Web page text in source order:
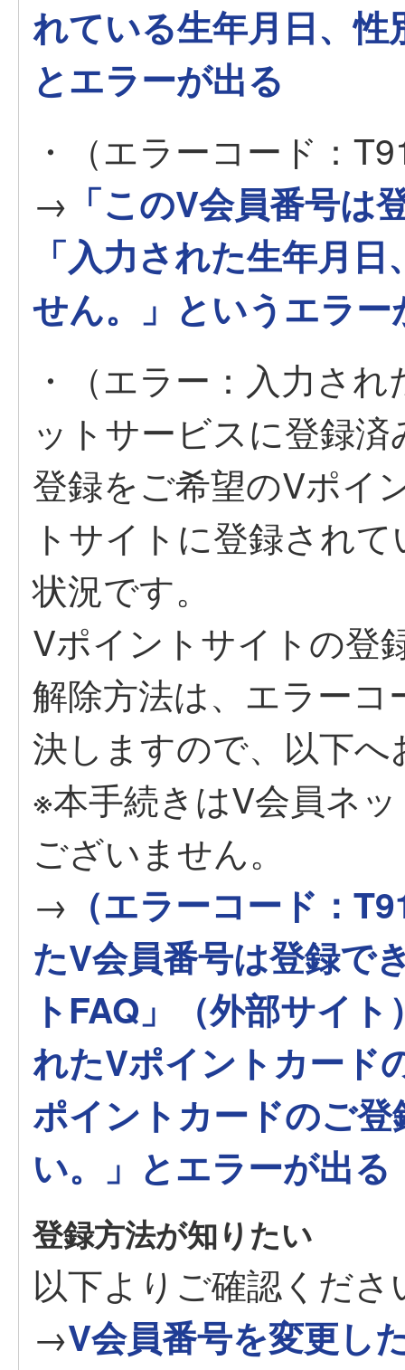
れている生年月日、
とエラーが出る
・（エラーコード：
→ 「このV会員番号
「入力された生年月
せん。」というエラー
・（エラー：入力さ
ットサービスに登録
登録をご希望のVポイ
トサイトに登録され
状況です。
Vポイントサイトの登
解除方法は、エラー
決しますので、以下
※本手続きはV会員ネ
ございません。
→ （エラーコード：
たV会員番号は登録で
トFAQ」（外部サイ
れたVポイントカード
ポイントカードのご
い。」とエラーが出る
登録方法が知りたい
以下よりご確認くださ
→V会員番号を変更し